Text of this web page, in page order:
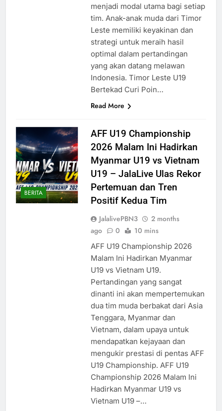
menjadi modal utama bagi setiap
tim. Anak-anak muda dari Timor
Leste memiliki keyakinan dan
strategi untuk meraih hasil
optimal dalam pertandingan
yang akan datang melawan
Indonesia. Timor Leste U19
Bertekad Curi Poin…
Read More
BERITA
AFF U19 Championship
2026 Malam Ini Hadirkan
Myanmar U19 vs Vietnam
U19 – JalaLive Ulas Rekor
Pertemuan dan Tren
Positif Kedua Tim
JalalivePBN3
2 months
ago
0 10 mins
AFF U19 Championship 2026
Malam Ini Hadirkan Myanmar
U19 vs Vietnam U19.
Pertandingan yang sangat
dinanti ini akan mempertemukan
dua tim muda berbakat dari Asia
Tenggara, Myanmar dan
Vietnam, dalam upaya untuk
mendapatkan kejayaan dan
mengukir prestasi di pentas AFF
U19 Championship. AFF U19
Championship 2026 Malam Ini
Hadirkan Myanmar U19 vs
Vietnam U19 –…